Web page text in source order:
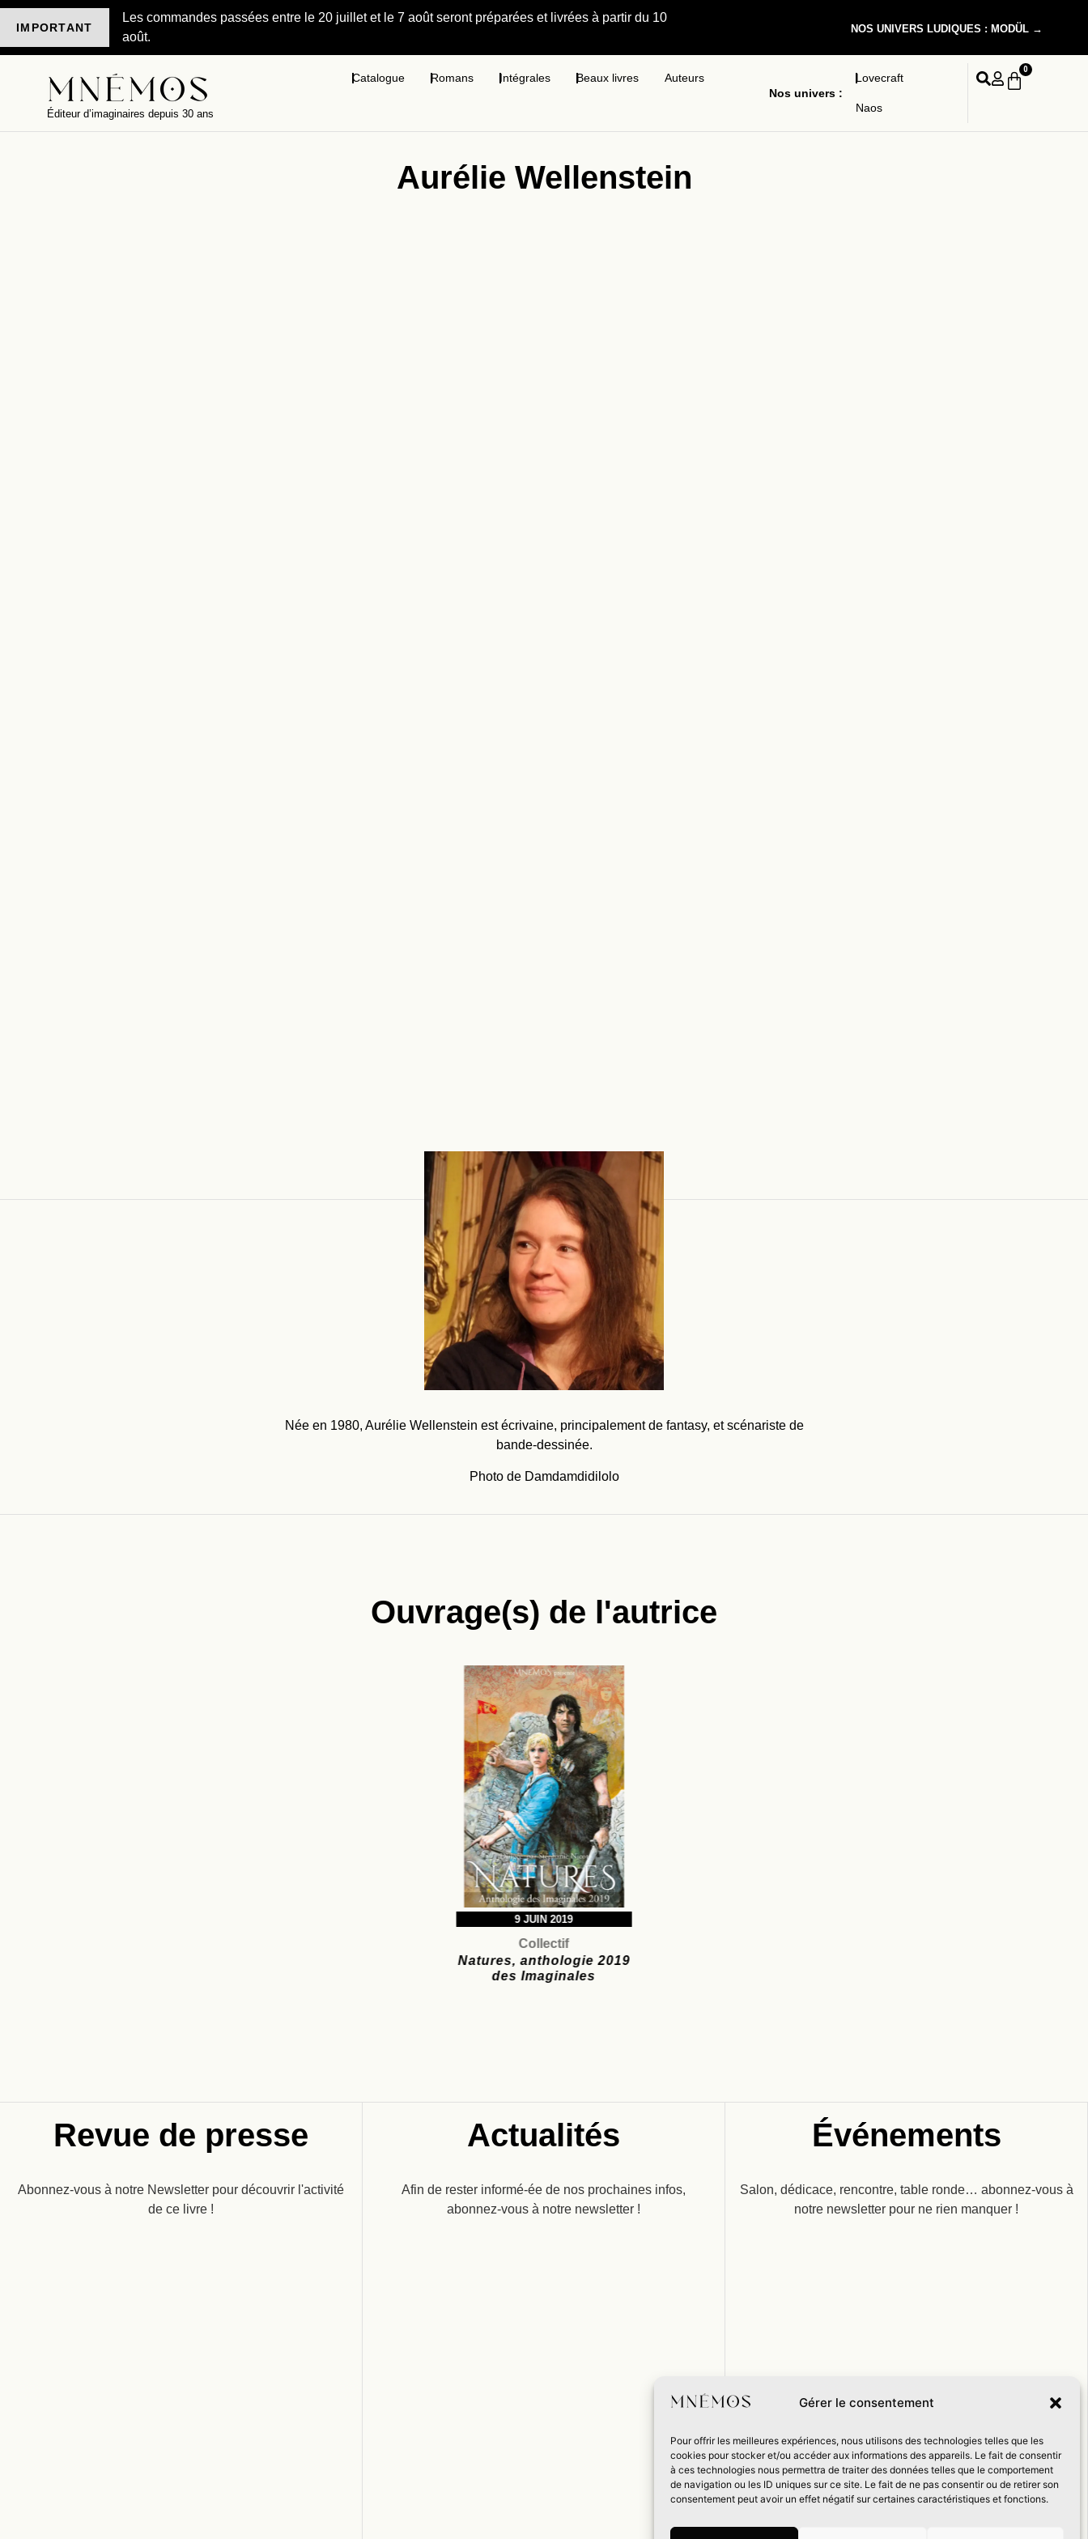
Gérer le consentement
Pour offrir les meilleures expériences, nous utilisons des technologies telles que les
cookies pour stocker et/ou accéder aux informations des appareils. Le fait de consentir
à ces technologies nous permettra de traiter des données telles que le comportement
de navigation ou les ID uniques sur ce site. Le fait de ne pas consentir ou de retirer son
consentement peut avoir un effet négatif sur certaines caractéristiques et fonctions.
IMPORTANT
Les commandes passées entre le 20 juillet et le 7 août seront préparées et livrées à partir du 10
août.
NOS UNIVERS LUDIQUES : MODÜL →
Éditeur d’imaginaires depuis 30 ans
Catalogue Romans Intégrales Beaux livres
Auteurs
Nos univers :
Lovecraft
Naos
0
Aurélie Wellenstein
Née en 1980, Aurélie Wellenstein est écrivaine, principalement de fantasy, et scénariste de
bande-dessinée.
Photo de Damdamdidilolo
Ouvrage(s) de l'autrice
9 JUIN 2019
Collectif
Natures, anthologie 2019
des Imaginales
Revue de presse
Abonnez-vous à notre Newsletter pour découvrir l'activité
de ce livre !
Actualités
Afin de rester informé-ée de nos prochaines infos,
abonnez-vous à notre newsletter !
Événements
Salon, dédicace, rencontre, table ronde… abonnez-vous à
notre newsletter pour ne rien manquer !